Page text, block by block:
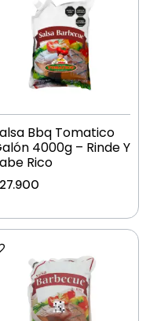
Bbq Tomatico
4000g – Rinde Y
Rico